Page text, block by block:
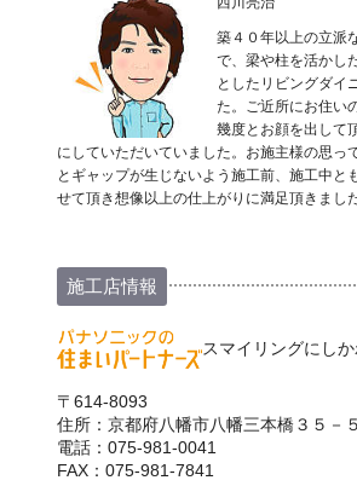
築４０年以上の立派
で、梁や柱を活かし
としたリビングダイ
た。ご近所にお住い
幾度とお顔を出して
にしていただいていました。お施主様の思っ
とギャップが生じないよう施工前、施工中と
せて頂き想像以上の仕上がりに満足頂きました
施工店情報
スマイリングにしか
〒614-8093
住所：京都府八幡市八幡三本橋３５－５
電話：075-981-0041
FAX：075-981-7841